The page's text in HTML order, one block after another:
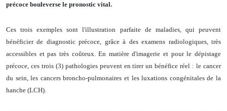
précoce bouleverse le pronostic vital.
Ces trois exemples sont l'illustration parfaite de maladies, qui peuvent
bénéficier de diagnostic précoce, grâce à des examens radiologiques, très
accessibles et pas très coûteux.En matière d'imagerie et pour le dépistage
précoce, ces trois (3) pathologies peuvent en tirer un bénéfice réel : le cancer
du sein, les cancers broncho-pulmonaires et les luxations congénitales de la
hanche (LCH).